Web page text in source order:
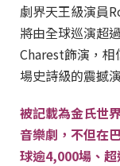
劇界天王級演員
將由全球巡演超
Charest飾演，
場史詩級的震撼
被記載為金氏世
音樂劇，不但在
球逾4,000場、